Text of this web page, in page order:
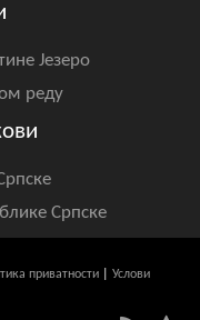
Језеро
реду
Српске
приватности
Услови